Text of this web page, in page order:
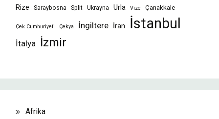
Rize Saraybosna Split Ukrayna Urla Vize Çanakkale
Çek Cumhuriyeti Çekya İngiltere İran İstanbul
İtalya İzmir
Afrika